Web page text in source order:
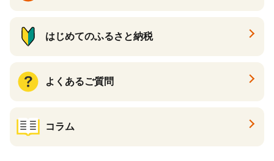
はじめてのふるさと納税
よくあるご質問
コラム